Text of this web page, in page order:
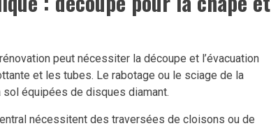
peut nécessiter la découpe et l’évacuation
et les tubes. Le rabotage ou le sciage de la
équipées de disques diamant.
nécessitent des traversées de cloisons ou de